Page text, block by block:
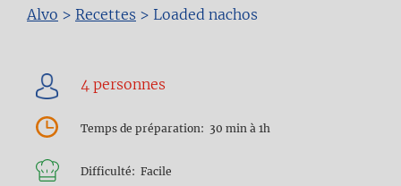
Fil
d'Ariane
Alvo > Recettes > Loaded nachos
Temps de préparation 30 min à 1h
Difficulté Facile